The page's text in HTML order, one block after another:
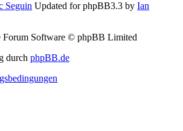
Seguin Updated for phpBB3.3 by Ian
Software © phpBB Limited
durch phpBB.de